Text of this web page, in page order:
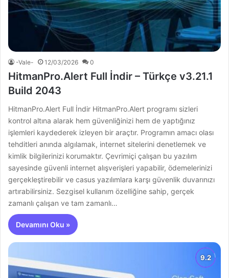
-Vale- 12/03/2026 0
HitmanPro.Alert Full İndir – Türkçe v3.21.1
Build 2043
HitmanPro.Alert Full İndir HitmanPro.Alert programı sizleri
kontrol altına alarak hem güvenliğinizi hem de yaptığınız
işlemleri kaydederek izleyen bir araçtır. Programın amacı olası
tehditleri anında algılamak, internet sitelerini denetlemek ve
kimlik bilgilerinizi korumaktır. Çevrimiçi çalışan bu yazılım
sayesinde güvenli internet alışverişleri yapabilir, ödemelerinizi
gerçekleştirebilir ve casus yazılımlara karşı güvenlik duvarınızı
artırabilirsiniz. Sezgisel kullanım özelliğine sahip, gerçek
zamanlı çalışan ve tam zamanlı…
Devamını Oku »